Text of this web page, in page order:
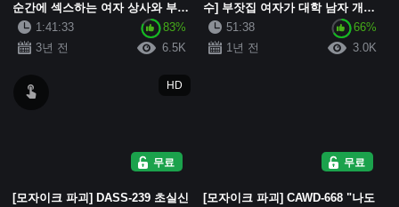
순간에 섹스하는 여자 상사와 부하
직원 모리사와카나
1:41:33
83%
3년 전
6.5K
수] 부잣집 여자가 대학 남자 개를
열렬히 지지하고 그에게 그녀의 하
이힐과 스타킹을 훈련시켜 즙을 짜
51:38
66%
1년 전
3.0K
무료
HD
[모자이크 파괴] DASS-239 초실신
무료
[모자이크 파괴] CAWD-668 "나도